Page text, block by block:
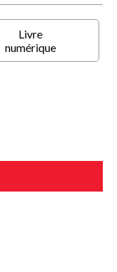
Livre
numérique